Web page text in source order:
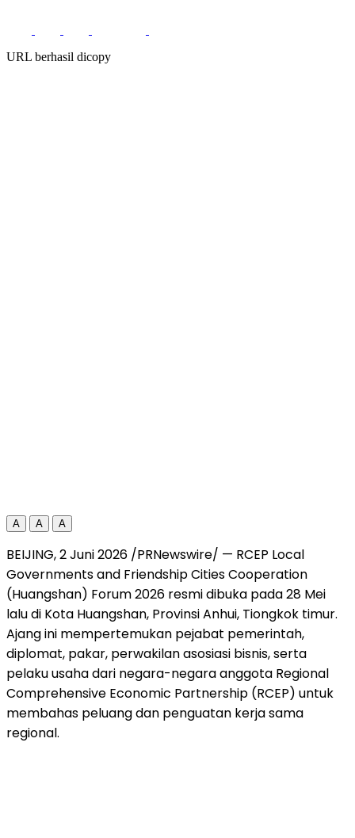
URL berhasil dicopy
A A A
BEIJING, 2 Juni 2026 /PRNewswire/ — RCEP Local
Governments and Friendship Cities Cooperation
(Huangshan) Forum 2026 resmi dibuka pada 28 Mei
lalu di Kota Huangshan, Provinsi Anhui, Tiongkok timur.
Ajang ini mempertemukan pejabat pemerintah,
diplomat, pakar, perwakilan asosiasi bisnis, serta
pelaku usaha dari negara-negara anggota Regional
Comprehensive Economic Partnership (RCEP) untuk
membahas peluang dan penguatan kerja sama
regional.